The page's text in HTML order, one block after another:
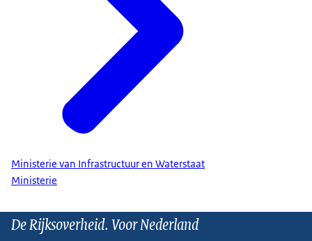
Ministerie van Infrastructuur en Waterstaat
Ministerie
De Rijksoverheid. Voor Nederland